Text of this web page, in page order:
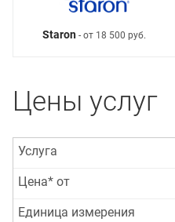
Staron - от 18 500 руб.
Цены услуг
Услуга
Цена* от
Единица измерения